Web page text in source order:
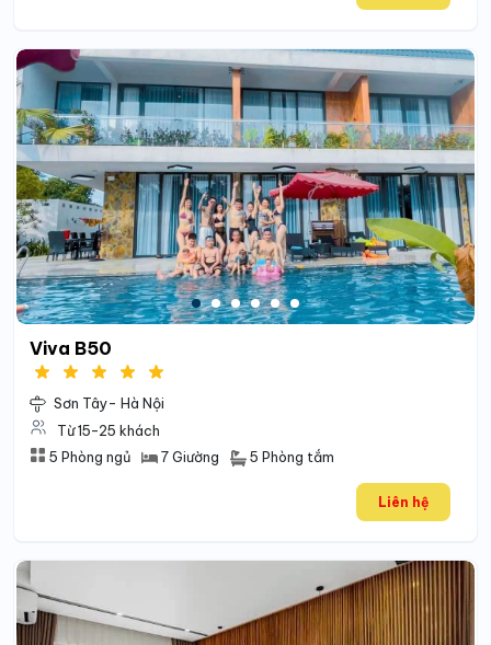
Viva B50
Sơn Tây- Hà Nội
Từ 15-25 khách
5 Phòng ngủ
7 Giường 5 Phòng tắm
Liên hệ